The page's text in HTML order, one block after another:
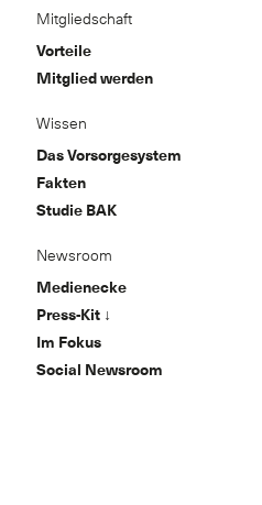
Mitgliedschaft
Vorteile
Mitglied werden
Wissen
Das Vorsorgesystem
Fakten
Studie BAK
Newsroom
Medienecke
Press-Kit ↓
Im Fokus
Social Newsroom